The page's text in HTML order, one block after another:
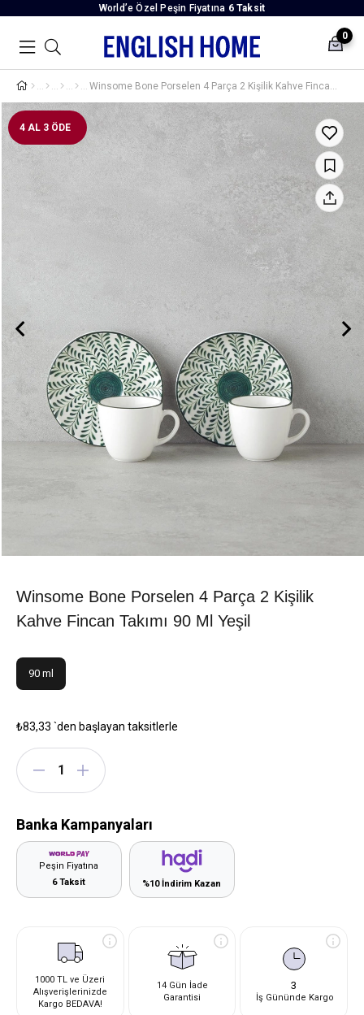
World’e Özel Peşin Fiyatına 6 Taksit
0
Winsome Bone Porselen 4 Parça 2 Kişilik Kahve Fincan Takımı 90 ml Yeşil
4 AL 3 ÖDE
Winsome Bone Porselen 4 Parça 2 Kişilik
Kahve Fincan Takımı 90 Ml Yeşil
90 ml
₺83,33 `den başlayan taksitlerle
Banka Kampanyaları
Peşin Fiyatına
6 Taksit
%10 İndirim Kazan
1000 TL ve Üzeri
Alışverişlerinizde
Kargo BEDAVA!
14 Gün İade
Garantisi
3
İş Gününde Kargo